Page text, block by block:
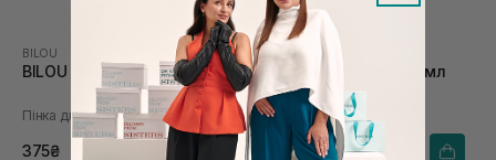
BILOU
BILOU Sweet Surprise 200 мл
Пінка для душу
375₴
BILOU
BILOU Spread Love 200 мл
Пінка для душу
375₴